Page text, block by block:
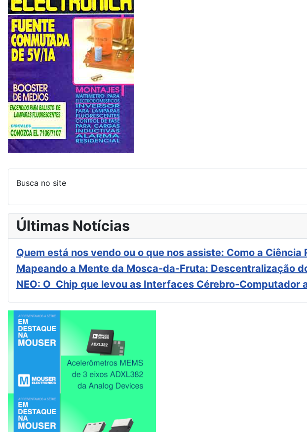
Busca no site
Últimas Notícias
Quem está nos vendo ou o que nos assiste: Como a
Mapeando a Mente da Mosca-da-Fruta: Descentralização
NEO: O Chip que levou as Interfaces Cérebro-Computador